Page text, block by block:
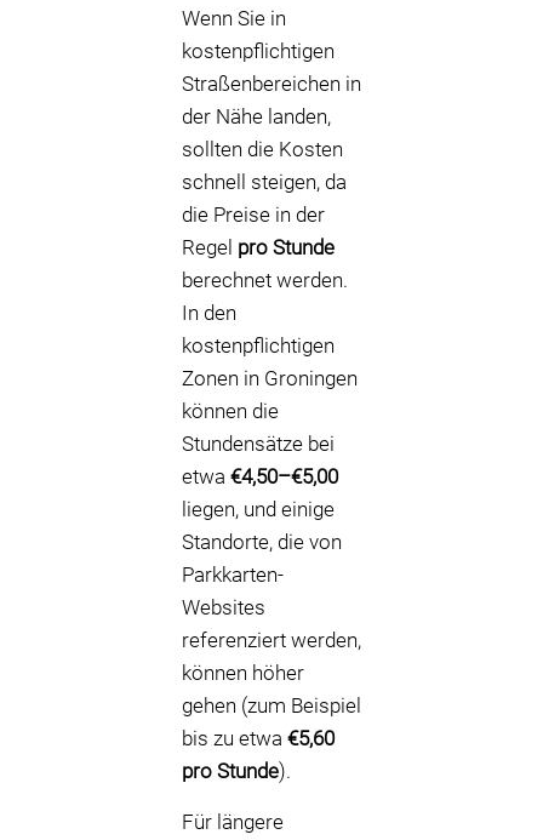
Wenn Sie in
kostenpflichtigen
Straßenbereichen in
der Nähe landen,
sollten die Kosten
schnell steigen, da
die Preise in der
Regel pro Stunde
berechnet werden.
In den
kostenpflichtigen
Zonen in Groningen
können die
Stundensätze bei
etwa €4,50–€5,00
liegen, und einige
Standorte, die von
Parkkarten-
Websites
referenziert werden,
können höher
gehen (zum Beispiel
bis zu etwa €5,60
pro Stunde).
Für längere